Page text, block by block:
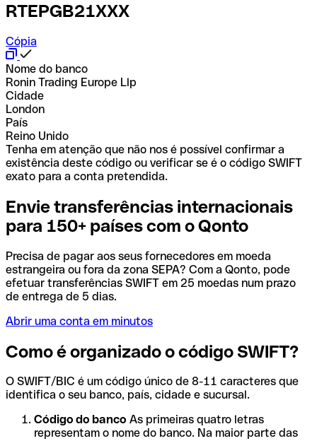
RTEPGB21XXX
Cópia
Nome do banco
Ronin Trading Europe Llp
Cidade
London
País
Reino Unido
Tenha em atenção que não nos é possível confirmar a
existência deste código ou verificar se é o código SWIFT
exato para a conta pretendida.
Envie transferências internacionais
para 150+ países com o Qonto
Precisa de pagar aos seus fornecedores em moeda
estrangeira ou fora da zona SEPA? Com a Qonto, pode
efetuar transferências SWIFT em 25 moedas num prazo
de entrega de 5 dias.
Abrir uma conta em minutos
Como é organizado o código SWIFT?
O SWIFT/BIC é um código único de 8-11 caracteres que
identifica o seu banco, país, cidade e sucursal.
Código do banco As primeiras quatro letras
representam o nome do banco. Na maior parte das